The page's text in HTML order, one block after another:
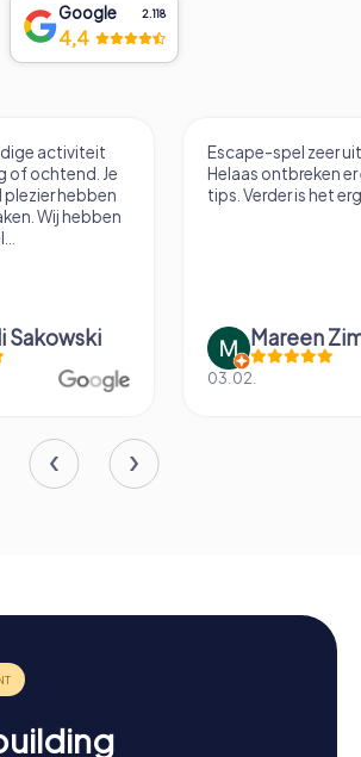
Google 2.118
4,4
activiteit
of ochtend. Je
hebben
Wij hebben
Sakowski
Escape-spel zeer
Helaas ontbreken er
tips. Verder is het
Mareen
03.02.